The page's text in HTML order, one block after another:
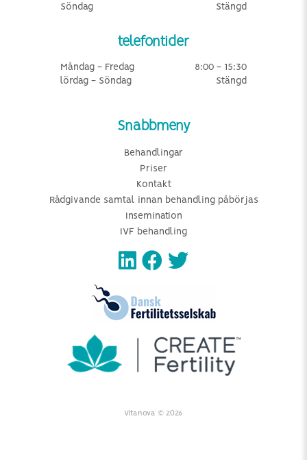
Söndag
Stängd
telefontider
Måndag - Fredag
8:00 - 15:30
lördag - Söndag
Stängd
Snabbmeny
Behandlingar
Priser
Kontakt
Rådgivande samtal innan behandling påbörjas
Insemination
IVF behandling
Vitanova © 2026